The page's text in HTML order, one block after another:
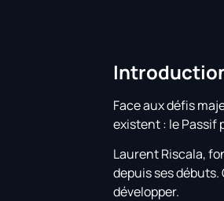
Face aux défis
existent : le Passif
Laurent Riscala,
depuis ses
développer.